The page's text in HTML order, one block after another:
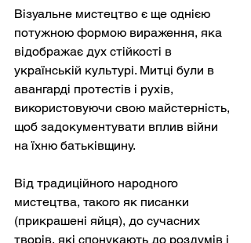
Візуальне мистецтво є ще однією
потужною формою вираження, яка
відображає дух стійкості в
українській культурі. Митці були в
авангарді протестів і рухів,
використовуючи свою майстерність,
щоб задокументувати вплив війни
на їхню батьківщину.
Від традиційного народного
мистецтва, такого як писанки
(прикрашені яйця), до сучасних
творів, які спонукають до роздумів і